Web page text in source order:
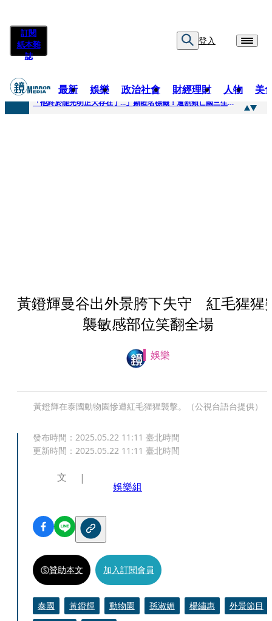
訂閱
紙本雜
誌
登入
最新 娛樂 政治社會 財經理財 人物 美
快訊
「他終於能光明正大存在了...」撕匿名標籤！遭割頸亡國三生「楊承勳」真名解禁 乾妹法庭抗辯引眾怒
黃鐙輝曼谷出外景胯下失守 紅毛猩猩
襲敏感部位笑翻全場
娛樂
黃鐙輝在泰國動物園慘遭紅毛猩猩襲擊。（公視台語台提供）
發布時間： 2025.05.22 11:11 臺北時間
更新時間： 2025.05.22 11:11 臺北時間
文
娛樂組
贊助本文 加入訂閱會員
泰國 黃鐙輝 動物園 孫淑媚 楊繡惠
外景節目